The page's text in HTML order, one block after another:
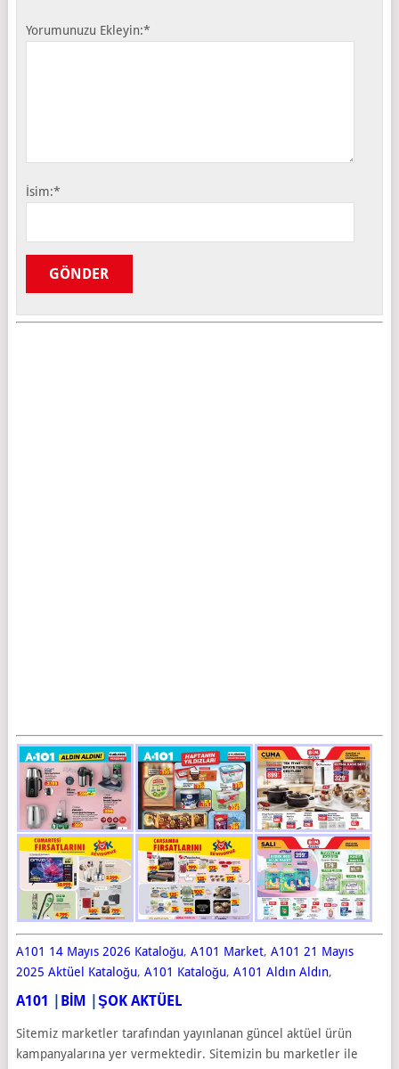
Yorumunuzu Ekleyin:*
İsim:*
A101 14 Mayıs 2026 Kataloğu, A101 Market, A101 21 Mayıs
2025 Aktüel Kataloğu, A101 Kataloğu, A101 Aldın Aldın,
A101 BİM ŞOK AKTÜEL
Sitemiz marketler tarafından yayınlanan güncel aktüel ürün
kampanyalarına yer vermektedir. Sitemizin bu marketler ile